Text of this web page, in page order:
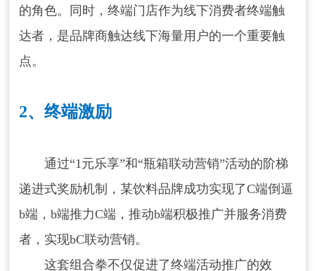
的角色。同时，终端门店作为线下消费者终端触
达者，是品牌商触达线下海量用户的一个重要触
点。
2、终端激励
通过“1元乐享”和“瓶箱联动营销”活动的阶梯
递进式奖励机制，某饮料品牌成功实现了C端倒逼
b端，b端推力C端，推动b端积极推广并服务消费
者，实现bC联动营销。
这套组合拳不仅促进了终端活动推广的效